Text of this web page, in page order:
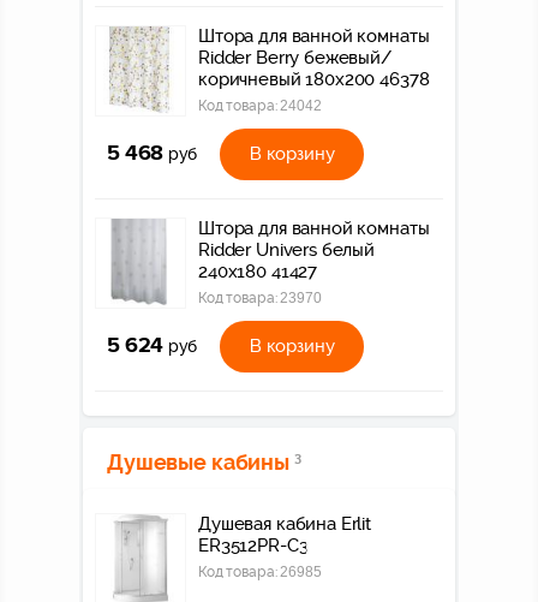
Штора для ванной комнаты
Ridder Berry бежевый/
коричневый 180x200 46378
Код товара:24042
5 468 руб В корзину
Штора для ванной комнаты
Ridder Univers белый
240x180 41427
Код товара:23970
5 624 руб В корзину
Душевые кабины 3
Душевая кабина Erlit
ER3512PR-C3
Код товара:26985